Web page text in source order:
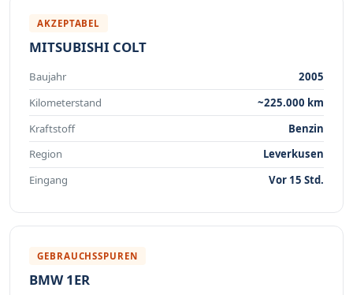
AKZEPTABEL
MITSUBISHI COLT
Baujahr
2005
Kilometerstand
~225.000 km
Kraftstoff
Benzin
Region
Leverkusen
Eingang
Vor 15 Std.
GEBRAUCHSSPUREN
BMW 1ER